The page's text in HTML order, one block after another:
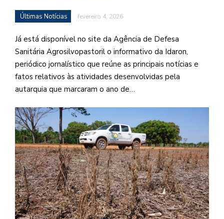
Últimas Notícias fevereiro 4, 2026
Já está disponível no site da Agência de Defesa
Sanitária Agrosilvopastoril o informativo da Idaron,
periódico jornalístico que reúne as principais notícias e
fatos relativos às atividades desenvolvidas pela
autarquia que marcaram o ano de…